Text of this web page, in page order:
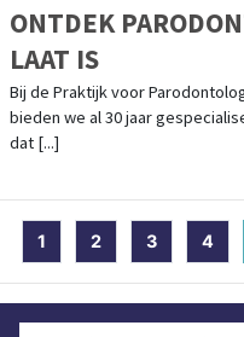
ONTDEK
LAAT IS
Bij de Praktijk voor
bieden we al 30 jaar
dat [...]
1 2 3 4